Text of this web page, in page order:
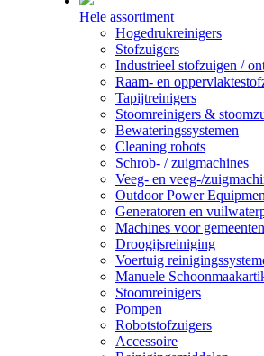
Hele assortiment
Hogedrukreinigers
Stofzuigers
Industrieel stofzuigen /
Raam- en
Tapijtreinigers
Stoomreinigers &
Bewateringssystemen
Cleaning robots
Schrob- / zuigmachines
Veeg- en veeg-/
Outdoor Power
Generatoren en
Machines voor
Droogijsreiniging
Voertuig
Manuele
Stoomreinigers
Pompen
Robotstofzuigers
Accessoire